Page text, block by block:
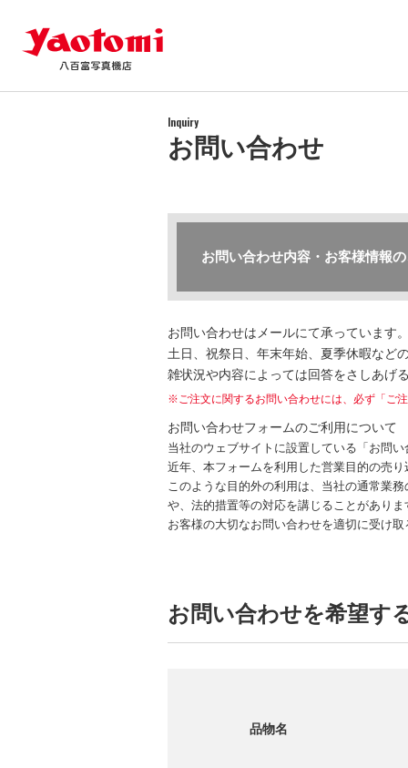
Inquiry
お問い合わせ
お問い合わせ内容・お客様情報
お問い合わせはメールにて承っています
土日、祝祭日、年末年始、夏季休暇など
雑状況や内容によっては回答をさしあげ
※ご注文に関するお問い合わせには、必ず「ご
お問い合わせフォームのご利用について
当社のウェブサイトに設置している「お問
近年、本フォームを利用した営業目的の売
このような目的外の利用は、当社の通常業
や、法的措置等の対応を講じることがありま
お客様の大切なお問い合わせを適切に受け
お問い合わせを希望す
品物名